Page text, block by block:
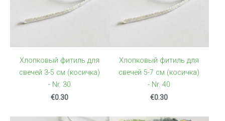
Хлопковый фитиль для
свечей 3-5 см (косичка)
- Nr. 30
€0.30
Хлопковый фитиль для
свечей 5-7 см (косичка)
- Nr. 40
€0.30